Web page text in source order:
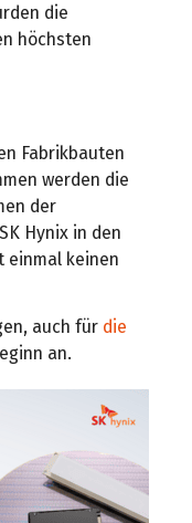
die
höchsten
Fabrikbauten
werden die
der
Hynix in den
einmal keinen
auch für die
an.